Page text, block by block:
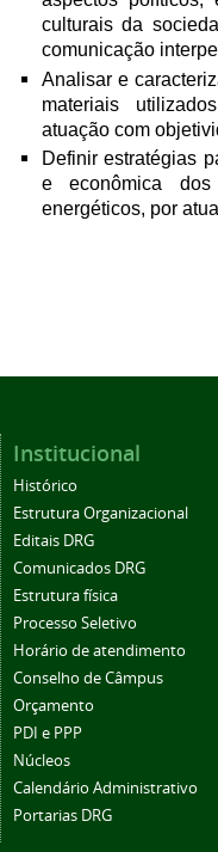
culturais da
comunicação
Analisar e
materiais
atuação com
Definir estratégias
e econômica dos
energéticos, por
Institucional
Histórico
Estrutura Organizacional
Editais DRG
Comunicados DRG
Estrutura física
Processo Seletivo
Horário de atendimento
Conselho de Câmpus
Orçamento
PDI e PPP
Núcleos
Calendário Administrativo
Portarias DRG